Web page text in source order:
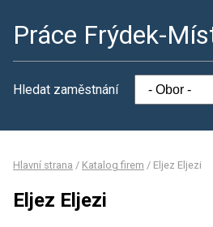
Práce Frýdek-
Hledat zaměstnání
Hlavní strana / Katalog firem / Eljez Eljezi
Eljez Eljezi